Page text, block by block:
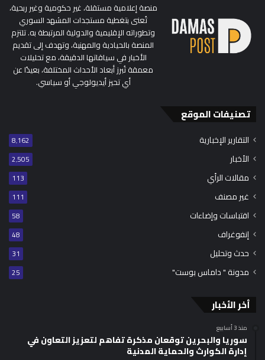
منصة إعلامية مستقلة، غير حكومية وغير ربحية،
تُعنى بتغطية مستجدات المشهد السوري
وتطوراته الإقليمية والدولية المرتبطة به. تلتزم
المنصة بالحيادية والمهنية، وتهدف إلى تقديم
الأخبار في سياقاتها الدقيقة، مع تحليلات
معمقة تُبرز أبعاد الأحداث المختلفة، بعيدًا عن
أي تحيز أيديولوجي أو سياسي.
تصنيفات الموقع
التقارير الإخبارية 8٬162
الأخبار 2٬505
مقالات الرأي 113
غير مصنف 111
اقتباسات وإضاءات 58
إنفوغراف 48
حدث وتحليل 31
مدونة " داماس بوست" 25
أخر الأخبار
منذ 3 أسابيع
سوريا والبحرين توقعان مذكرة تفاهم لتعزيز التعاون في
إدارة الكوارث والحماية المدنية